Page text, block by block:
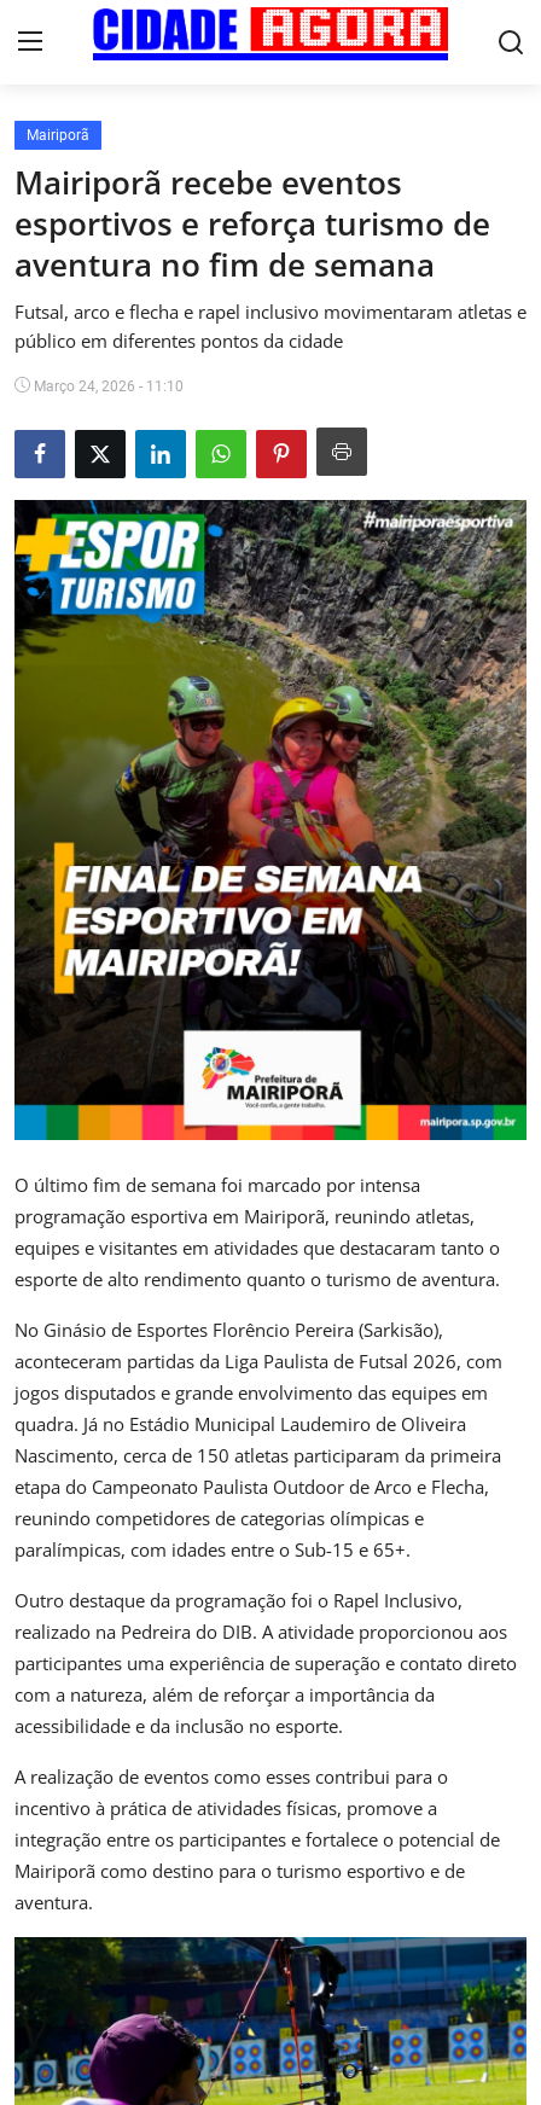
Início
Fale Conosco
Brasil
Cidades
Esportes
Tecnologia
Cultura
Saúde
Mairiporã
Mairiporã recebe eventos
esportivos e reforça turismo de
aventura no fim de semana
Futsal, arco e flecha e rapel inclusivo movimentaram atletas e
público em diferentes pontos da cidade
Março 24, 2026 - 11:10
O último fim de semana foi marcado por intensa
programação esportiva em Mairiporã, reunindo atletas,
equipes e visitantes em atividades que destacaram tanto o
esporte de alto rendimento quanto o turismo de aventura.
No Ginásio de Esportes Florêncio Pereira (Sarkisão),
aconteceram partidas da Liga Paulista de Futsal 2026, com
jogos disputados e grande envolvimento das equipes em
quadra. Já no Estádio Municipal Laudemiro de Oliveira
Nascimento, cerca de 150 atletas participaram da primeira
etapa do Campeonato Paulista Outdoor de Arco e Flecha,
reunindo competidores de categorias olímpicas e
paralímpicas, com idades entre o Sub-15 e 65+.
Outro destaque da programação foi o Rapel Inclusivo,
realizado na Pedreira do DIB. A atividade proporcionou aos
participantes uma experiência de superação e contato direto
com a natureza, além de reforçar a importância da
acessibilidade e da inclusão no esporte.
A realização de eventos como esses contribui para o
incentivo à prática de atividades físicas, promove a
integração entre os participantes e fortalece o potencial de
Mairiporã como destino para o turismo esportivo e de
aventura.